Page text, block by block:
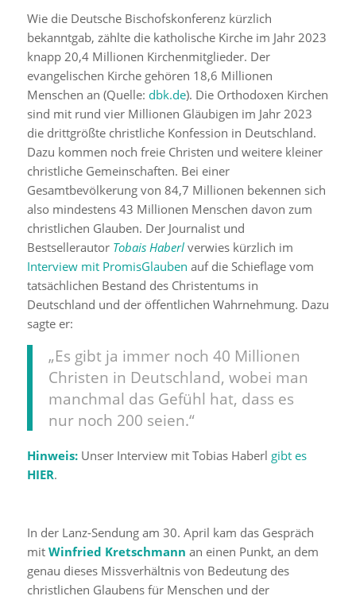
Wie die Deutsche Bischofskonferenz kürzlich
bekanntgab, zählte die katholische Kirche im Jahr 2023
knapp 20,4 Millionen Kirchenmitglieder. Der
evangelischen Kirche gehören 18,6 Millionen
Menschen an (Quelle: dbk.de). Die Orthodoxen Kirchen
sind mit rund vier Millionen Gläubigen im Jahr 2023
die drittgrößte christliche Konfession in Deutschland.
Dazu kommen noch freie Christen und weitere kleiner
christliche Gemeinschaften. Bei einer
Gesamtbevölkerung von 84,7 Millionen bekennen sich
also mindestens 43 Millionen Menschen davon zum
christlichen Glauben. Der Journalist und
Bestsellerautor Tobais Haberl verwies kürzlich im
Interview mit PromisGlauben auf die Schieflage vom
tatsächlichen Bestand des Christentums in
Deutschland und der öffentlichen Wahrnehmung. Dazu
sagte er:
„Es gibt ja immer noch 40 Millionen
Christen in Deutschland, wobei man
manchmal das Gefühl hat, dass es
nur noch 200 seien.“
Hinweis:Unser Interview mit Tobias Haberl gibt es
HIER.
In der Lanz-Sendung am 30. April kam das Gespräch
mit Winfried Kretschmann an einen Punkt, an dem
genau dieses Missverhältnis von Bedeutung des
christlichen Glaubens für Menschen und der